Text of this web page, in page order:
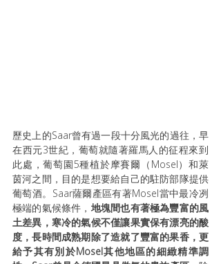
歷史上的Saar曾有過一段十分風光的過往，早
在西元3世紀，葡萄就隨著羅馬人的征程來到
此處，葡萄園5種植於摩賽爾（Mosel）和萊
茵河之間，目的是想要給自己的駐防部隊提供
葡萄酒。Saar薩爾產區有著Mosel當中最冷冽
極端的氣候條件， 地塊間也有著極為豐富的風
土差異，寒冷的氣候不僅讓果實保有漂亮的酸
度，長時間成熟期除了造就了豐富的果香，更
給予其有別於Mosel其他地區的細緻精準調